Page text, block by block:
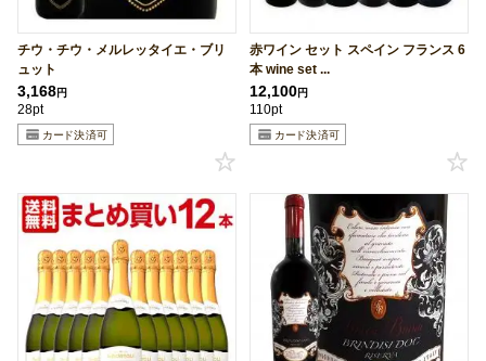
チウ・チウ・メルレッタイエ・ブリ
ュット
3,168円
28pt
赤ワイン セット スペイン フランス 6
本 wine set ...
12,100円
110pt